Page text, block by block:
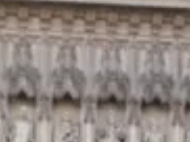
la houlette de...